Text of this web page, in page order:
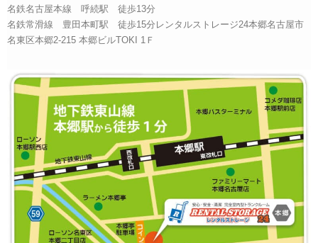
名鉄名古屋本線 呼続駅 徒歩13分
名鉄常滑線 豊田本町駅 徒歩15分レンタルストレージ24本郷名古屋市
名東区本郷2-215 本郷ビルTOKI 1Ｆ